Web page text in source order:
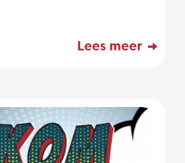
Lees meer